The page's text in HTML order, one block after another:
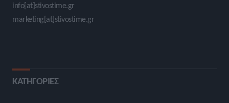
info[at]stivostime.gr
marketing[at]stivostime.gr
ΚΑΤΗΓΟΡΙΕΣ